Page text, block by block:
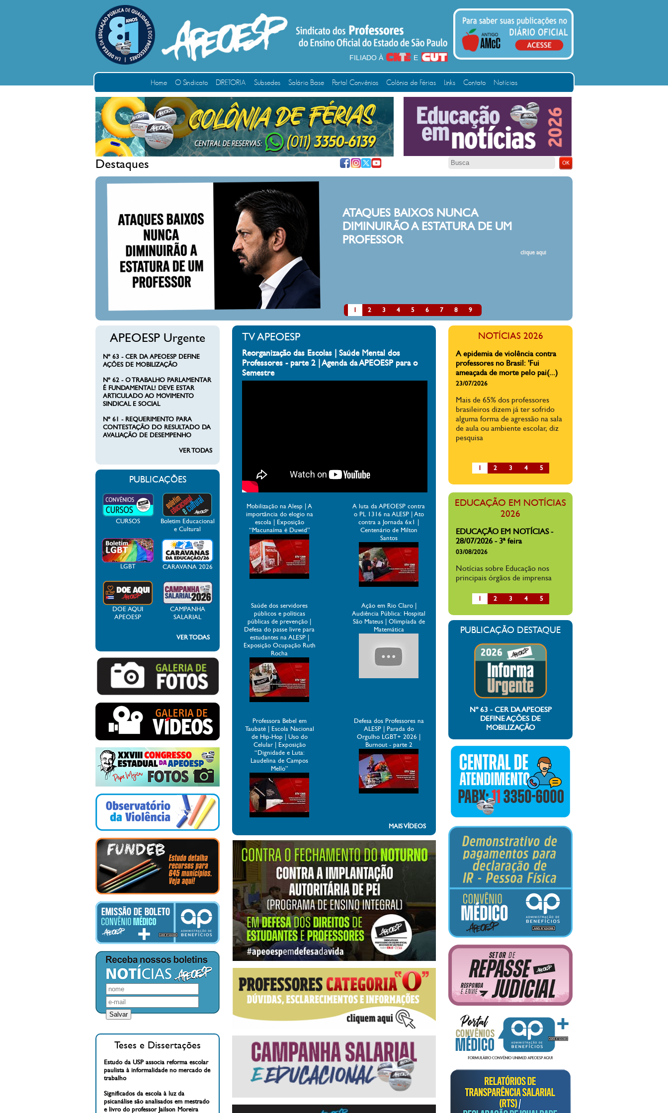
FILIADO À E
Home O Sindicato DIRETORIA Subsedes Salário Base Portal Convênios Colônia de Férias Links Contato Notícias
Destaques
1 2 3 4 5 6 7 8 9
ATAQUES BAIXOS NUNCA
DIMINUIRÃO A ESTATURA DE UM
PROFESSOR
APEOESP Urgente
Nº 63 - CER DA APEOESP DEFINE
AÇÕES DE MOBILIZAÇÃO
Nº 62 - O TRABALHO PARLAMENTAR
É FUNDAMENTAL! DEVE ESTAR
ARTICULADO AO MOVIMENTO
SINDICAL E SOCIAL
Nº 61 - REQUERIMENTO PARA
CONTESTAÇÃO DO RESULTADO DA
AVALIAÇÃO DE DESEMPENHO
VER TODAS
PUBLICAÇÕES
CURSOS
Boletim Educacional
e Cultural
LGBT CARAVANA 2026
DOE AQUI
APEOESP
CAMPANHA
SALARIAL
VER TODAS
Teses e Dissertações
Estudo da USP associa reforma escolar
paulista à informalidade no mercado de
trabalho
Significados da escola à luz da
psicanálise são analisados em mestrado
e livro do professor Jailson Moreira
TV APEOESP
Reorganização das Escolas | Saúde Mental dos
Professores - parte 2 | Agenda da APEOESP para o
Semestre
Mobilização na Alesp | A
importância do elogio na
escola | Exposição
“Macunaíma é Duwid”
A luta da APEOESP contra
o PL 1316 na ALESP | Ato
contra a Jornada 6x1 |
Centenário de Milton
Santos
Saúde dos servidores
públicos e políticas
públicas de prevenção |
Defesa do passe livre para
estudantes na ALESP |
Exposição Ocupação Ruth
Rocha
Ação em Rio Claro |
Audiência Pública: Hospital
São Mateus | Olimpíada de
Matemática
Professora Bebel em
Taubaté | Escola Nacional
de Hip-Hop | Uso do
Celular | Exposição
“Dignidade e Luta:
Laudelina de Campos
Mello”
Defesa dos Professores na
ALESP | Parada do
Orgulho LGBT+ 2026 |
Burnout - parte 2
MAIS VÍDEOS
NOTÍCIAS 2026
professores no Brasil: 'Fui
ameaçada de morte pelo pai(...)
23/07/2026
Mais de 65% dos professores
de aula ou ambiente escolar, diz
A direita faz mal à educação do
país
03/07/2026
projetos inócuos e nocivos
quando o tema é educação e
direitos de crianças e
adolescentes.
1 2 3 4 5
EDUCAÇÃO EM NOTÍCIAS
2026
EDUCAÇÃO EM NOTÍCIAS -
03/08/2026
principais órgãos de imprensa
EDUCAÇÃO EM NOTÍCIAS -
27/07/2026 - 2ª feira
Notícias sobre Educação nos
principais órgãos de imprensa
1 2 3 4 5
PUBLICAÇÃO DESTAQUE
Nº 63 - CER DA APEOESP
DEFINE AÇÕES DE
MOBILIZAÇÃO